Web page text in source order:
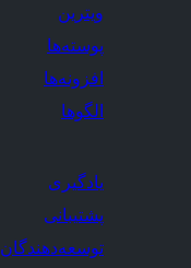
ویترین
پوسته‌ها
افزونه‌ها
الگوها
یادگیری
پشتیبانی
توسعه‌دهندگان